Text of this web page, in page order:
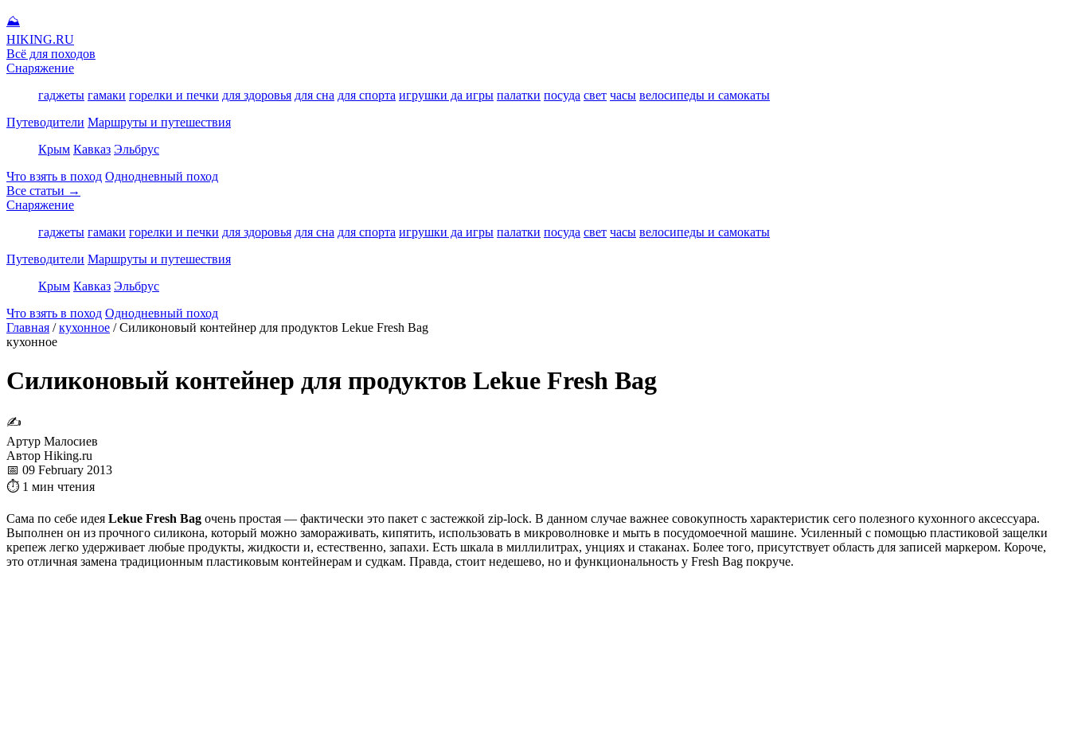
⛰
HIKING.RU
Всё для походов
Снаряжение
гаджеты гамаки горелки и печки для здоровья для сна для спорта игрушки да игры палатки посуда свет часы велосипеды и самокаты
Путеводители Маршруты и путешествия
Крым Кавказ Эльбрус
Что взять в поход Однодневный поход
Все статьи →
Снаряжение
гаджеты гамаки горелки и печки для здоровья для сна для спорта игрушки да игры палатки посуда свет часы велосипеды и самокаты
Путеводители Маршруты и путешествия
Крым Кавказ Эльбрус
Что взять в поход Однодневный поход
Главная / кухонное / Силиконовый контейнер для продуктов Lekue Fresh Bag
кухонное
Силиконовый контейнер для продуктов Lekue Fresh Bag
✍
Артур Малосиев
Автор Hiking.ru
📅 09 February 2013
⏱ 1 мин чтения
Сама по себе идея Lekue Fresh Bag очень простая — фактически это пакет с застежкой zip-lock. В данном случае важнее совокупность характеристик сего полезного кухонного аксессуара.
Выполнен он из прочного силикона, который можно замораживать, кипятить, использовать в микроволновке и мыть в посудомоечной машине. Усиленный с помощью пластиковой защелки
крепеж легко удерживает любые продукты, жидкости и, естественно, запахи. Есть шкала в миллилитрах, унциях и стаканах. Более того, присутствует область для записей маркером. Короче,
это отличная замена традиционным пластиковым контейнерам и судкам. Правда, стоит недешево, но и функциональность у Fresh Bag покруче.